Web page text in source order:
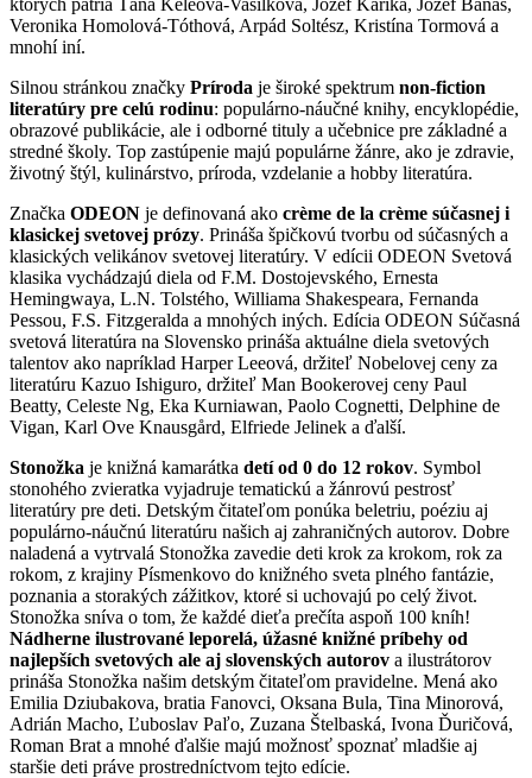
Veronika Homolová-Tóthová, Arpád Soltész, Kristína Tormová a
mnohí iní.
Silnou stránkou značky Príroda je široké spektrum non-fiction
literatúry pre celú rodinu: populárno-náučné knihy, encyklopédie,
obrazové publikácie, ale i odborné tituly a učebnice pre základné a
stredné školy. Top zastúpenie majú populárne žánre, ako je zdravie,
životný štýl, kulinárstvo, príroda, vzdelanie a hobby literatúra.
Značka ODEON je definovaná ako crème de la crème súčasnej i
klasickej svetovej prózy. Prináša špičkovú tvorbu od súčasných a
klasických velikánov svetovej literatúry. V edícii ODEON Svetová
klasika vychádzajú diela od F.M. Dostojevského, Ernesta
Hemingwaya, L.N. Tolstého, Williama Shakespeara, Fernanda
Pessou, F.S. Fitzgeralda a mnohých iných. Edícia ODEON Súčasná
svetová literatúra na Slovensko prináša aktuálne diela svetových
talentov ako napríklad Harper Leeová, držiteľ Nobelovej ceny za
literatúru Kazuo Ishiguro, držiteľ Man Bookerovej ceny Paul
Beatty, Celeste Ng, Eka Kurniawan, Paolo Cognetti, Delphine de
Vigan, Karl Ove Knausgård, Elfriede Jelinek a ďalší.
Stonožka je knižná kamarátka detí od 0 do 12 rokov. Symbol
stonohého zvieratka vyjadruje tematickú a žánrovú pestrosť
literatúry pre deti. Detským čitateľom ponúka beletriu, poéziu aj
populárno-náučnú literatúru našich aj zahraničných autorov. Dobre
naladená a vytrvalá Stonožka zavedie deti krok za krokom, rok za
rokom, z krajiny Písmenkovo do knižného sveta plného fantázie,
poznania a storakých zážitkov, ktoré si uchovajú po celý život.
Stonožka sníva o tom, že každé dieťa prečíta aspoň 100 kníh!
Nádherne ilustrované leporelá, úžasné knižné príbehy od
najlepších svetových ale aj slovenských autorov a ilustrátorov
prináša Stonožka našim detským čitateľom pravidelne. Mená ako
Emilia Dziubakova, bratia Fanovci, Oksana Bula, Tina Minorová,
Adrián Macho, Ľuboslav Paľo, Zuzana Štelbaská, Ivona Ďuričová,
Roman Brat a mnohé ďalšie majú možnosť spoznať mladšie aj
staršie deti práve prostredníctvom tejto edície.